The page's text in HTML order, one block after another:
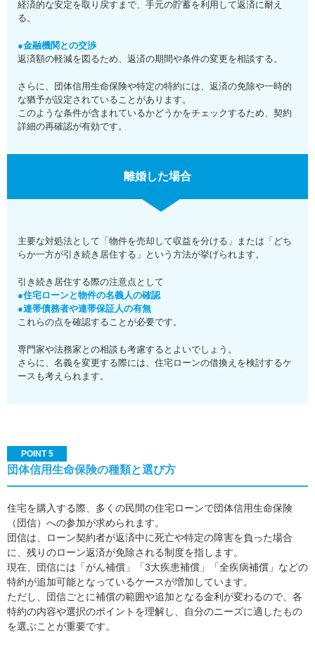
経済的な安定を取り戻すまで、手元の貯蓄を利用して返済に耐え
る。
●金融機関との交渉
返済額の軽減を図るため、返済の期間や条件の変更を相談する。
さらに、団体信用生命保険や特定の特約には、返済の免除や一時的
な猶予が設定されていることがあります。
このような条件が含まれているかどうかをチェックするため、契約
詳細の再確認が有効です。
離婚した場合
主要な対処法として「物件を売却して収益を分ける」または「どち
らか一方が引き続き居住する」という方法が挙げられます。
引き続き居住する際の注意点として
●住宅ローンと物件の名義人の確認
●連帯債務者や連帯保証人の有無
これらの点を確認することが必要です。
専門家や法務家との相談も考慮するとよいでしょう。
さらに、名義を変更する際には、住宅ローンの借換えを検討するケ
ースも考えられます。
POINT 5
団体信用生命保険の種類と選び方
住宅を購入する際、多くの民間の住宅ローンで団体信用生命保険
（団信）への参加が求められます。
団信は、ローン契約者が返済中に死亡や特定の障害を負った場合
に、残りのローン返済が免除される制度を指します。
現在、団信には「がん補償」「3大疾患補償」「全疾病補償」などの
特約が追加可能となっているケースが増加しています。
ただし、団信ごとに補償の範囲や追加となる金利が変わるので、各
特約の内容や選択のポイントを理解し、自分のニーズに適したもの
を選ぶことが重要です。